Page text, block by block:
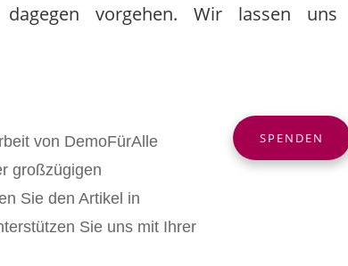
vorgehen. Wir lassen
von DemoFürAlle
großzügigen
Sie den Artikel in
Sie uns mit Ihrer
SPENDEN